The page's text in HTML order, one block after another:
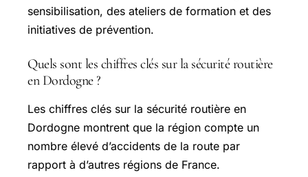
sensibilisation, des ateliers de formation et des
initiatives de prévention.
Quels sont les chiffres clés sur la sécurité routière
en Dordogne ?
Les chiffres clés sur la sécurité routière en
Dordogne montrent que la région compte un
nombre élevé d’accidents de la route par
rapport à d’autres régions de France.